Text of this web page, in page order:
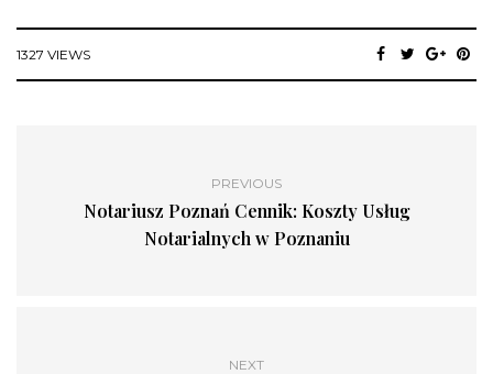
1327 VIEWS
PREVIOUS
Notariusz Poznań Cennik: Koszty Usług
Notarialnych w Poznaniu
NEXT